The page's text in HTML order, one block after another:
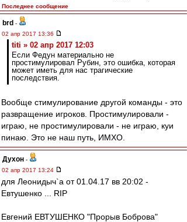
Последнее сообщение
brd -
02 апр 2017 13:36
titi » 02 апр 2017 12:03
Если Федун материально не
простимулировал Рубин, это ошибка, которая
может иметь для нас трагические
последствия.
Вообще стимулирование другой команды - это
развращение игроков. Простимулировали -
играю, не простимулировали - не играю, куи
пинаю. Это не наш путь, ИМХО.
Духон -
02 апр 2017 13:24
для Леонидыч`a от 01.04.17 вв 20:02 -
Евтушенко ... RIP
Евгений ЕВТУШЕНКО "Прорыв Боброва"